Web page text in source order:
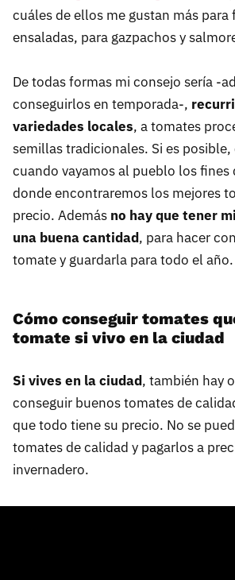
cuáles de ellos me gustan más para
ensaladas, para gazpachos y
De todas formas mi consejo sería -
conseguirlos en temporada-,
variedades locales, a tomates
semillas tradicionales. Si es
cuando vayamos al pueblo los fines
donde encontraremos los mejores
precio. Además no hay que tener
una buena cantidad, para hacer
tomate y guardarla para todo el año.
Cómo conseguir tomates
tomate si vivo en la ciudad
Si vives en la ciudad, también hay
conseguir buenos tomates de
que todo tiene su precio. No se
tomates de calidad y pagarlos a
invernadero.